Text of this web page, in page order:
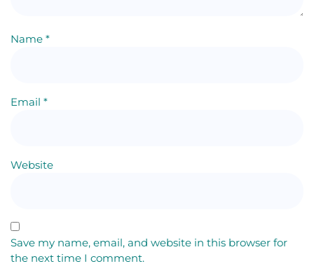
Name *
Email *
Website
Save my name, email, and website in this browser for
the next time I comment.